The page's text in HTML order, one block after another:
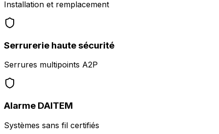
Installation et remplacement
Serrurerie haute sécurité
Serrures multipoints A2P
Alarme DAITEM
Systèmes sans fil certifiés